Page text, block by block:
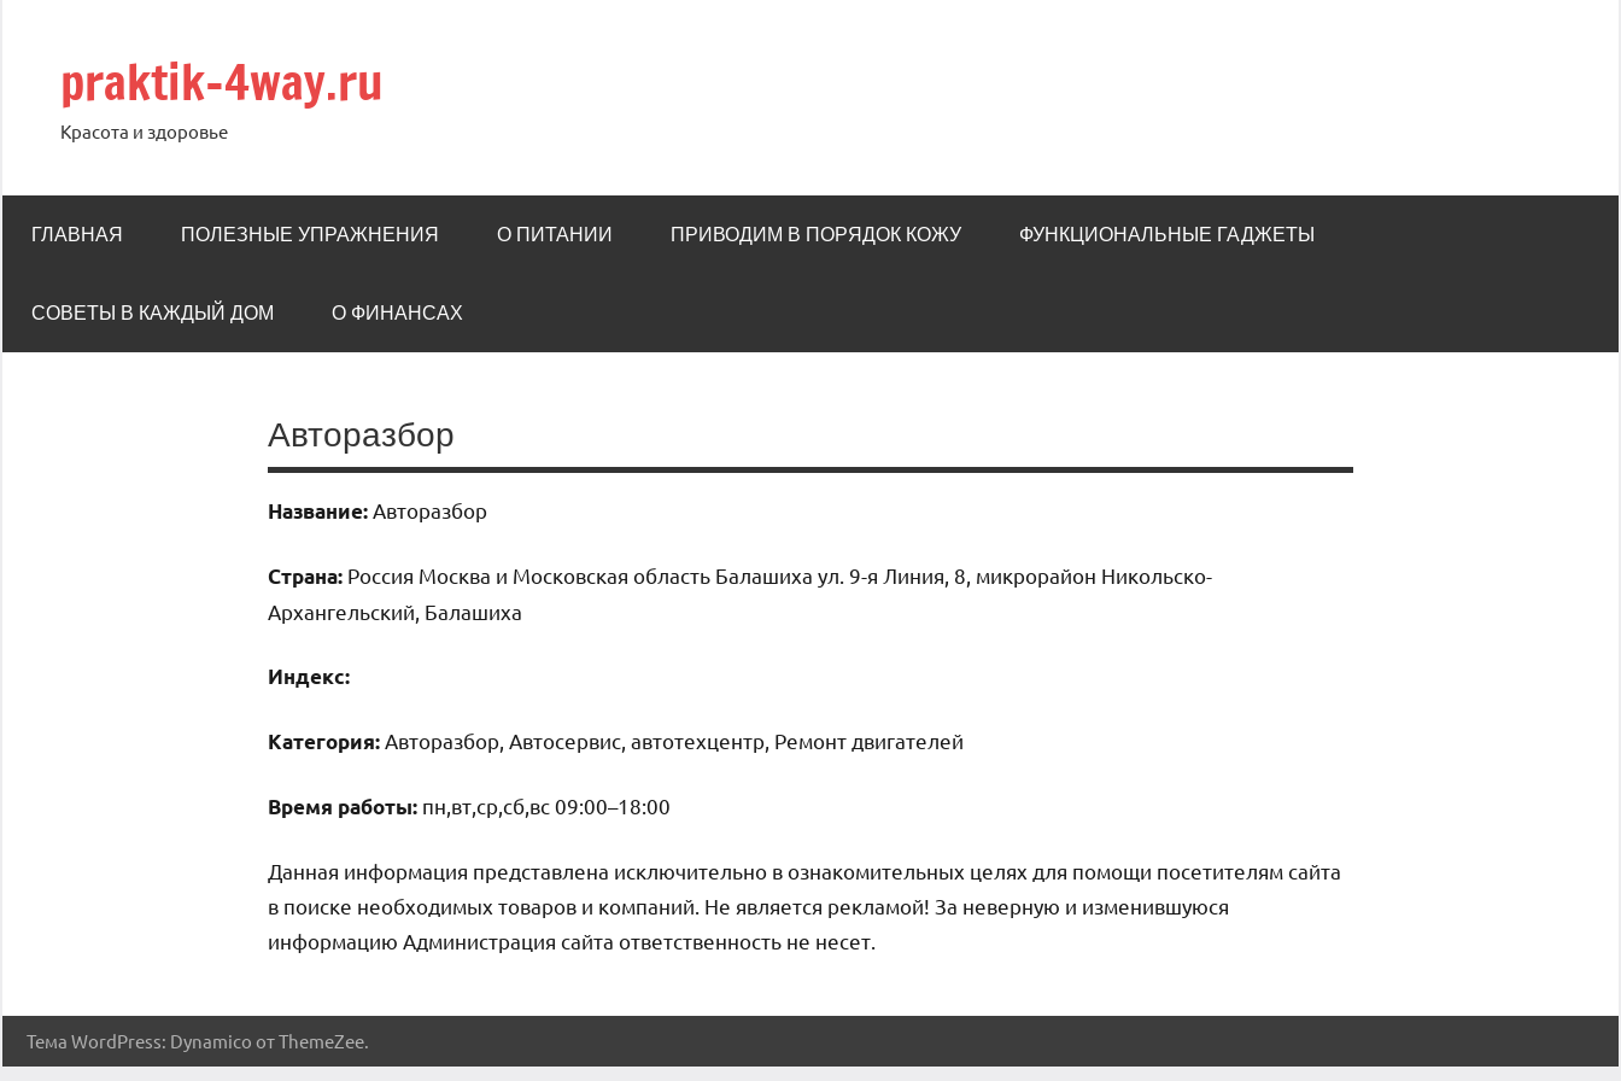
содержимому
praktik-4way.ru
Красота и здоровье
ГЛАВНАЯ ПОЛЕЗНЫЕ УПРАЖНЕНИЯ О ПИТАНИИ ПРИВОДИМ В ПОРЯДОК КОЖУ ФУНКЦИОНАЛЬНЫЕ ГАДЖЕТЫ
СОВЕТЫ В КАЖДЫЙ ДОМ О ФИНАНСАХ
Авторазбор
Название: Авторазбор
Страна: Россия Москва и Московская область Балашиха ул. 9-я Линия, 8, микрорайон Никольско-
Архангельский, Балашиха
Индекс:
Категория: Авторазбор, Автосервис, автотехцентр, Ремонт двигателей
Время работы: пн,вт,ср,сб,вс 09:00–18:00
Данная информация представлена исключительно в ознакомительных целях для помощи посетителям сайта
в поиске необходимых товаров и компаний. Не является рекламой! За неверную и изменившуюся
информацию Администрация сайта ответственность не несет.
Тема WordPress: Dynamico от ThemeZee.